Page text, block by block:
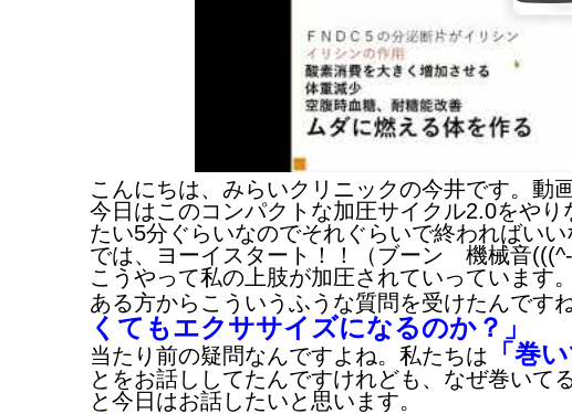
こんにちは、みらいクリニックの今井です。動
今日はこのコンパクトな加圧サイクル2.0をや
たい5分ぐらいなのでそれぐらいで終わればいい
では、ヨーイスタート！！（ブーン 機械音
こうやって私の上肢が加圧されていっています。
ある方からこういうふうな質問を受けたんですね
くてもエクササイズになるのか？」
当たり前の疑問なんですよね。私たちは 「巻
とをお話ししてたんですけれども、なぜ巻いて
と今日はお話したいと思います。